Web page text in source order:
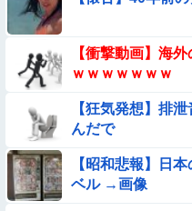
【動画像】飛行機に『水銀
【画像】お前らこの超美人
【画像】この美人ママ、脱い
【衝撃動画】海
ｗｗｗｗｗｗｗ
【狂気発想】排
んだで
【昭和悲報】日
ベル →画像